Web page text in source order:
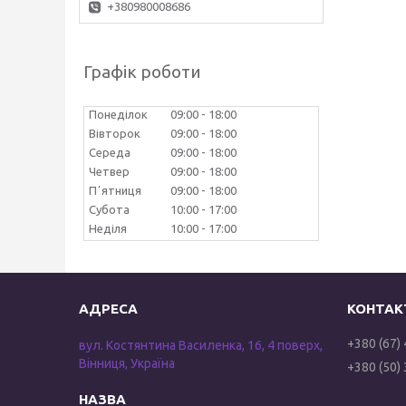
+380980008686
Графік роботи
Понеділок 09:00
18:00
Вівторок
09:00
18:00
Середа
09:00
18:00
Четвер
09:00
18:00
Пʼятниця
09:00
18:00
Субота
10:00
17:00
Неділя
10:00 17:00
вул. Костянтина Василенка, 16, 4 поверх,
Вінниця, Україна
+380 (67)
+380 (50)